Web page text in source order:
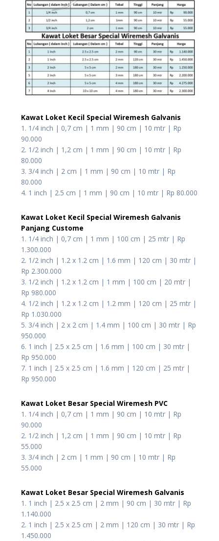
Kawat Loket Kecil Special Wiremesh Galvanis
1. 1/4 inch | 0,7 cm | 1 mm | 90 cm | 10 mtr | Rp
90.000
2. 1/2 inch | 1,2 cm | 1 mm | 90 cm | 10 mtr | Rp
80.000
3. 3/4 inch | 2 cm | 1 mm | 90 cm | 10 mtr | Rp
80.000
4. 1 inch | 2.5 cm | 1 mm | 90 cm | 10 mtr | Rp 80.000
Kawat Loket Kecil Special Wiremesh Galvanis
Panjang Custome
1. 1/4 inch | 0,7 cm | 1 mm | 100 cm | 25 mtr | Rp
1.300.000
2. 1/2 inch | 1.2 x 1.2 cm | 1.6 mm | 120 cm | 30 mtr |
Rp 2.300.000
3. 1/2 inch | 1.2 x 1.2 cm | 1 mm | 100 cm | 20 mtr |
Rp 980.000
4. 1/2 inch | 1.2 x 1.2 cm | 1.2 mm | 120 cm | 25 mtr |
Rp 1.030.000
5. 3/4 inch | 2 x 2 cm | 1.4 mm | 100 cm | 30 mtr | Rp
950.000
6. 1 inch | 2.5 x 2.5 cm | 1.6 mm | 100 cm | 30 mtr |
Rp 950.000
7. 1 inch | 2.5 x 2.5 cm | 1.6 mm | 120 cm | 25 mtr |
Rp 950.000
Kawat Loket Besar Special Wiremesh PVC
1. 1/4 inch | 0,7 cm | 1 mm | 90 cm | 10 mtr | Rp
90.000
2. 1/2 inch | 1,2 cm | 1 mm | 90 cm | 10 mtr | Rp
55.000
3. 3/4 inch | 2 cm | 1 mm | 90 cm | 10 mtr | Rp
55.000
Kawat Loket Besar Special Wiremesh Galvanis
1. 1 inch | 2.5 x 2.5 cm | 2 mm | 90 cm | 30 mtr | Rp
1.140.000
2. 1 inch | 2.5 x 2.5 cm | 2 mm | 120 cm | 30 mtr | Rp
1.450.000